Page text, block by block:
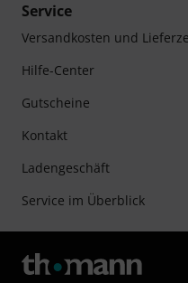
Service
Versandkosten und
Hilfe-Center
Gutscheine
Kontakt
Ladengeschäft
Service im Überblick